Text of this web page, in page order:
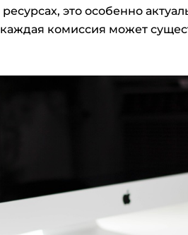
это особенно
комиссия может